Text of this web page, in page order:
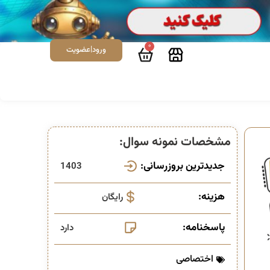
0 ورود|عضویت
مشخصات نمونه سوال:
جدیدترین بروزرسانی: 1403
هزینه: رایگان
پاسخنامه: دارد
اختصاصی